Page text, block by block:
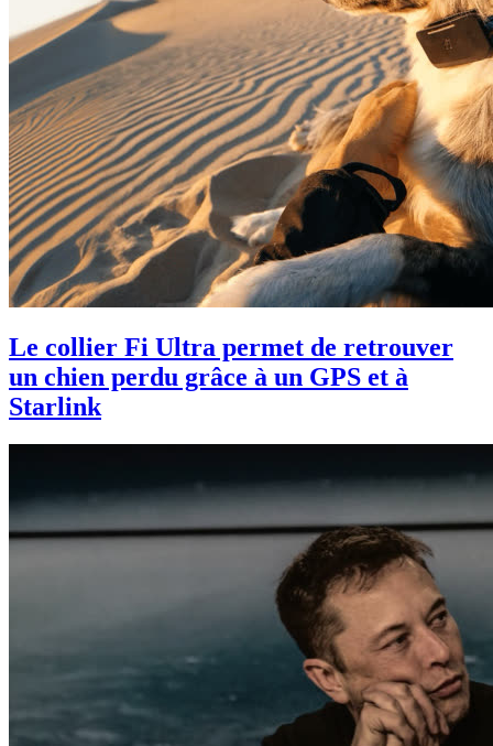
Le collier Fi Ultra permet de retrouver
un chien perdu grâce à un GPS et à
Starlink